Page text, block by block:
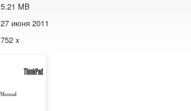
5.21 MB
27 июня 2011
752 x